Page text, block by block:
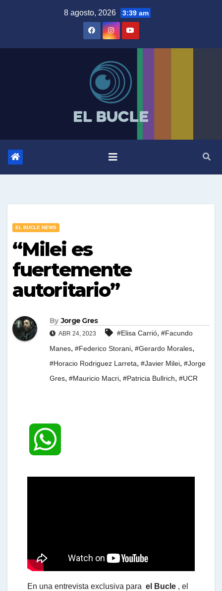
8 agosto, 2026 3:39 am
EL BUCLE NEWS
“Milei es
fuertemente
autoritario”
By Jorge Gres
ABR 24, 2023 #Elisa Carrió, #Facundo
Manes, #Federico Storani, #Gerardo Morales,
#Horacio Rodriguez Larreta, #Javier Milei, #Jorge
Gres, #Mauricio Macri, #Patricia Bullrich, #UCR
En una entrevista exclusiva para el Bucle , el